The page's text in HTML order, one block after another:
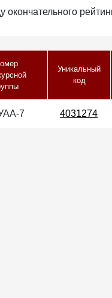
окончательного
Уникальный
код
7 4031274